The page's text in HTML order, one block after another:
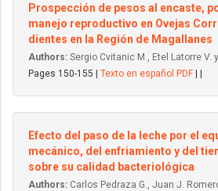
Prospección de pesos al encaste,
manejo reproductivo en Ovejas
dientes en la Región de Magallanes
Authors: Sergio Cvitanic M., Etel Latorre V.
Pages 150-155 | Texto en español PDF
Efecto del paso de la leche por el
mecánico, del enfriamiento y del
sobre su calidad bacteriológica
Authors: Carlos Pedraza G., Juan J.